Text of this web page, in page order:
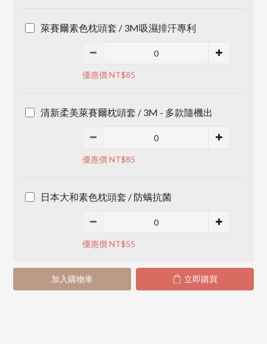
萊賽爾素色枕頭套 / 3M吸濕排汗專利
優惠價 NT$85
清新柔美萊賽爾枕頭套 / 3M - 多款隨機出
優惠價 NT$85
日本大和素色枕頭套 / 防螨抗菌
優惠價 NT$55
加入購物車 立即購買